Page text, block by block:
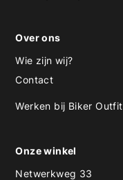
Over ons
Wie zijn wij?
Contact
Werken bij Biker Outfit
Onze winkel
Netwerkweg 33